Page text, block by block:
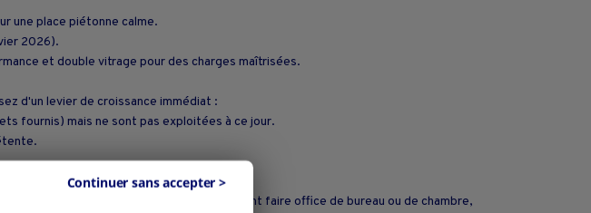
une place piétonne calme.
2026).
et double vitrage pour des charges maîtrisées.
d'un levier de croissance immédiat :
fournis) mais ne sont pas exploitées à ce jour.
à l'étage (2 chambres + 1 pièce pouvant faire office de bureau ou de chambre,
Continuer sans accepter >